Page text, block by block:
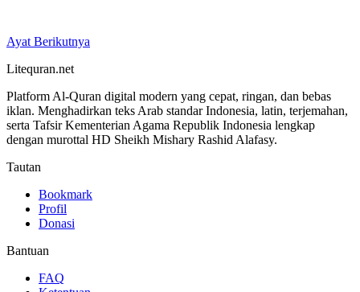
Ayat Berikutnya
Litequran.net
Platform Al-Quran digital modern yang cepat, ringan, dan bebas
iklan. Menghadirkan teks Arab standar Indonesia, latin, terjemahan,
serta Tafsir Kementerian Agama Republik Indonesia lengkap
dengan murottal HD Sheikh Mishary Rashid Alafasy.
Tautan
Bookmark
Profil
Donasi
Bantuan
FAQ